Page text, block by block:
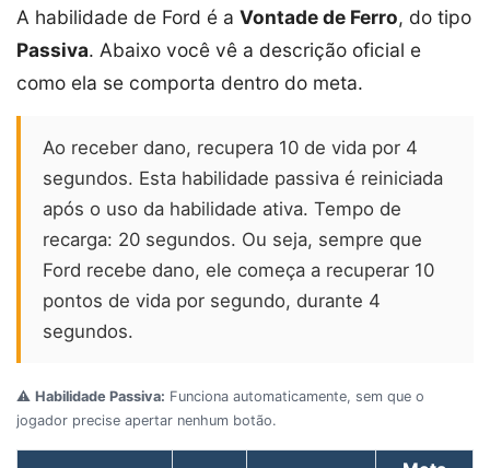
A habilidade de Ford é a Vontade de Ferro, do tipo
Passiva. Abaixo você vê a descrição oficial e
como ela se comporta dentro do meta.
Ao receber dano, recupera 10 de vida por 4
segundos. Esta habilidade passiva é reiniciada
após o uso da habilidade ativa. Tempo de
recarga: 20 segundos. Ou seja, sempre que
Ford recebe dano, ele começa a recuperar 10
pontos de vida por segundo, durante 4
segundos.
⚠️ Habilidade Passiva: Funciona automaticamente, sem que o
jogador precise apertar nenhum botão.